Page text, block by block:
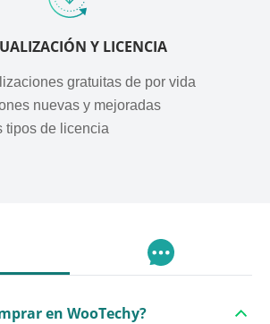
Y LICENCIA
gratuitas de por vida
nuevas y mejoradas
tipos de licencia
en WooTechy?